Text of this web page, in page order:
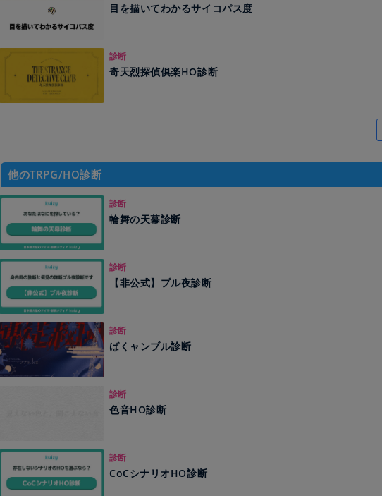
目を描いてわかるサイコパス度
診断
奇天烈探偵俱楽HO診断
他のTRPG/HO診断
診断
輪舞の天幕診断
診断
【非公式】プル夜診断
診断
ばくャンブル診断
診断
色音HO診断
診断
CoCシナリオHO診断